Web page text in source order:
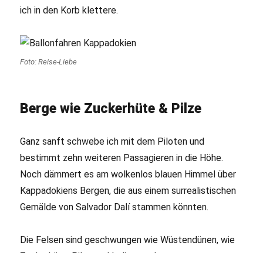
ich in den Korb klettere.
Foto: Reise-Liebe
Berge wie Zuckerhüte & Pilze
Ganz sanft schwebe ich mit dem Piloten und
bestimmt zehn weiteren Passagieren in die Höhe.
Noch dämmert es am wolkenlos blauen Himmel über
Kappadokiens Bergen, die aus einem surrealistischen
Gemälde von Salvador Dalí stammen könnten.
Die Felsen sind geschwungen wie Wüstendünen, wie